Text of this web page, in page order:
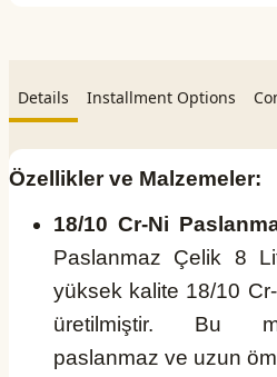
Details Installment Options
Özellikler ve Malzemeler:
18/10 Cr-Ni
Paslanmaz Çelik 8
yüksek kalite 18/10
üretilmiştir. Bu
paslanmaz ve uzun